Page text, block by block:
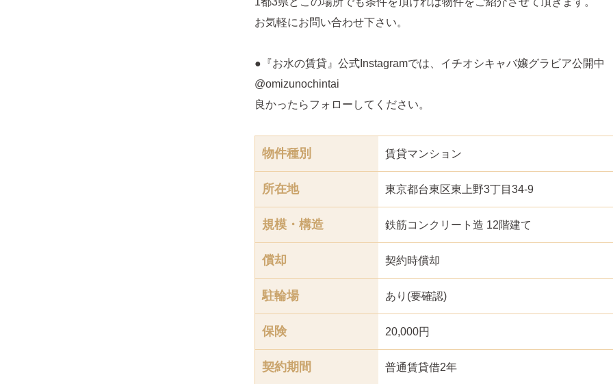
お気軽にお問い合わせ下さい。
●『お水の賃貸』公式Instagramでは、イチオシキャバ嬢グラビア公開中
@omizunochintai
良かったらフォローしてください。
物件種別 賃貸マンション
所在地 東京都台東区東上野3丁目34-9
規模・構造 鉄筋コンクリート造 12階建て
償却 契約時償却
駐輪場 あり(要確認)
保険 20,000円
契約期間 普通賃貸借2年